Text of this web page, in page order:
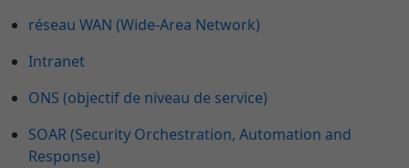
réseau WAN (Wide-Area Network)
Intranet
ONS (objectif de niveau de service)
SOAR (Security Orchestration, Automation and
Response)